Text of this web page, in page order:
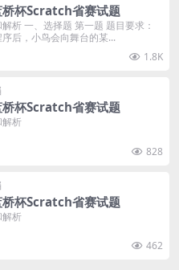
桥杯Scratch省赛试题
析 一、选择题 第一题 题目要求：
后，小鸟会向舞台的某...
1.8K
桥杯Scratch省赛试题
解析
828
桥杯Scratch省赛试题
解析
462